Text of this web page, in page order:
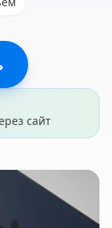
сайт